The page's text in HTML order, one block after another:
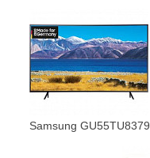
Samsung GU55TU8379